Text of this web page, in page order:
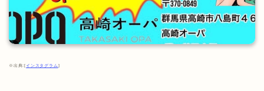
※出典:[ インスタグラム ]